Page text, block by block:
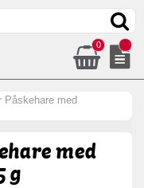
0
Påskehare med
med
g